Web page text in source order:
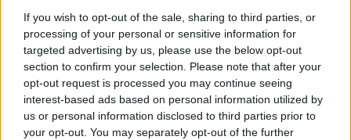
If you wish to opt-out of the sale, sharing to third parties, or
processing of your personal or sensitive information for
targeted advertising by us, please use the below opt-out
section to confirm your selection. Please note that after your
opt-out request is processed you may continue seeing
interest-based ads based on personal information utilized by
us or personal information disclosed to third parties prior to
your opt-out. You may separately opt-out of the further
Komoly alkalmazkodást kívánt az első félév az
élelmiszer-kiskereskedelmi láncoktól és ez a második
félévben is így marad.